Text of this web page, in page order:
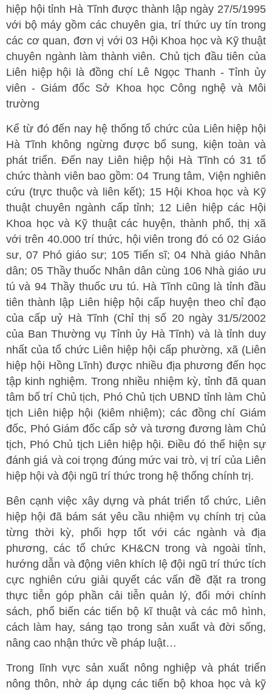
hiệp hội tỉnh Hà Tĩnh được thành lập ngày 27/5/1995
với bộ máy gồm các chuyên gia, trí thức uy tín trong
các cơ quan, đơn vị với 03 Hội Khoa học và Kỹ thuật
chuyên ngành làm thành viên. Chủ tịch đầu tiên của
Liên hiệp hội là đồng chí Lê Ngọc Thanh - Tỉnh ủy
viên - Giám đốc Sở Khoa học Công nghệ và Môi
trường
Kể từ đó đến nay hệ thống tổ chức của Liên hiệp hội
Hà Tĩnh không ngừng được bổ sung, kiện toàn và
phát triển. Đến nay Liên hiệp hội Hà Tĩnh có 31 tổ
chức thành viên bao gồm: 04 Trung tâm, Viện nghiên
cứu (trực thuộc và liên kết); 15 Hội Khoa học và Kỹ
thuật chuyên ngành cấp tỉnh; 12 Liên hiệp các Hội
Khoa học và Kỹ thuật các huyện, thành phố, thị xã
với trên 40.000 trí thức, hội viên trong đó có 02 Giáo
sư, 07 Phó giáo sư; 105 Tiến sĩ; 04 Nhà giáo Nhân
dân; 05 Thầy thuốc Nhân dân cùng 106 Nhà giáo ưu
tú và 94 Thầy thuốc ưu tú. Hà Tĩnh cũng là tỉnh đầu
tiên thành lập Liên hiệp hội cấp huyện theo chỉ đạo
của cấp uỷ Hà Tĩnh (Chỉ thị số 20 ngày 31/5/2002
của Ban Thường vụ Tỉnh ủy Hà Tĩnh) và là tỉnh duy
nhất của tổ chức Liên hiệp hội cấp phường, xã (Liên
hiệp hội Hồng Lĩnh) được nhiều địa phương đến học
tập kinh nghiệm. Trong nhiều nhiệm kỳ, tỉnh đã quan
tâm bố trí Chủ tịch, Phó Chủ tịch UBND tỉnh làm Chủ
tịch Liên hiệp hội (kiêm nhiệm); các đồng chí Giám
đốc, Phó Giám đốc cấp sở và tương đương làm Chủ
tịch, Phó Chủ tịch Liên hiệp hội. Điều đó thể hiện sự
đánh giá và coi trọng đúng mức vai trò, vị trí của Liên
hiệp hội và đội ngũ trí thức trong hệ thống chính trị.
Bên cạnh việc xây dựng và phát triển tổ chức, Liên
hiệp hội đã bám sát yêu cầu nhiệm vụ chính trị của
từng thời kỳ, phối hợp tốt với các ngành và địa
phương, các tổ chức KH&CN trong và ngoài tỉnh,
hướng dẫn và động viên khích lệ đội ngũ trí thức tích
cực nghiên cứu giải quyết các vấn đề đặt ra trong
thực tiễn góp phần cải tiễn quản lý, đổi mới chính
sách, phổ biến các tiến bộ kĩ thuật và các mô hình,
cách làm hay, sáng tạo trong sản xuất và đời sống,
nâng cao nhận thức về pháp luật…
Trong lĩnh vực sản xuất nông nghiệp và phát triển
nông thôn, nhờ áp dụng các tiến bộ khoa học và kỹ